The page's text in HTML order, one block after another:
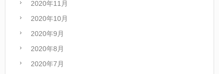
2020年11月
2020年10月
2020年9月
2020年8月
2020年7月